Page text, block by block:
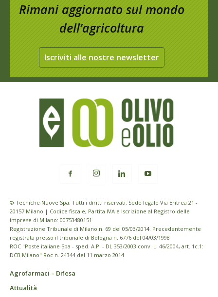
Rimani aggiornato sul mondo
dell’agricoltura
Iscriviti alle nostre newsletter
© Tecniche Nuove Spa. Tutti i diritti riservati. Sede legale Via Eritrea 21 -
20157 Milano | Codice fiscale, Partita IVA e Iscrizione al Registro delle
imprese di Milano: 00753480151
Registrazione Tribunale di Milano n. 69 del 05/03/2014. Precedentemente
registrata presso il tribunale di Bologna n. 6776 del 04/03/1998
ROC "Poste italiane Spa - sped. A.P. - DL 353/2003 conv. L. 46/2004, art. 1c.1:
DCB Milano" Roc n. 24344 del 11 marzo 2014
Agrofarmaci – Difesa
Attualità